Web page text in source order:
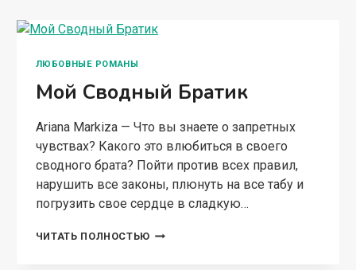
ЛЮБОВНЫЕ РОМАНЫ
Мой Сводный Братик
Ariana Markiza — Что вы знаете о запретных
чувствах? Какого это влюбиться в своего
сводного брата? Пойти против всех правил,
нарушить все законы, плюнуть на все табу и
погрузить свое сердце в сладкую…
ЧИТАТЬ ПОЛНОСТЬЮ МОЙ